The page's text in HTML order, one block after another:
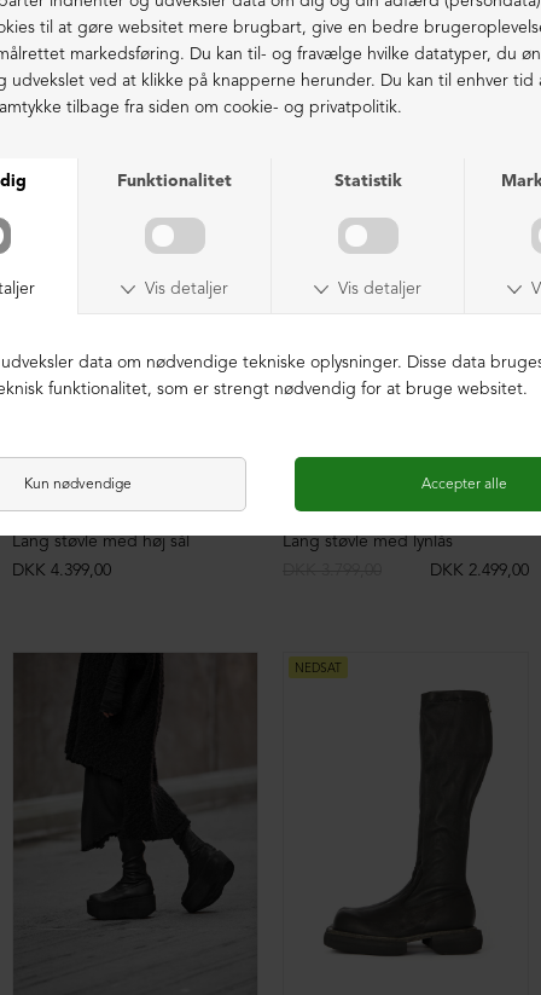
Ekstraordinær kvalitet - produceret i Europa
Lang støvle med høj sål
DKK 4.399,00
NEDSAT
Lang støvle med lynlås
DKK 2.499,00
NEDSAT